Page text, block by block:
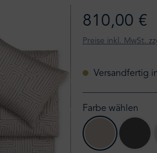
810,00 €
Preise inkl. MwSt.
Versandfertig
Farbe wählen
silas-beige